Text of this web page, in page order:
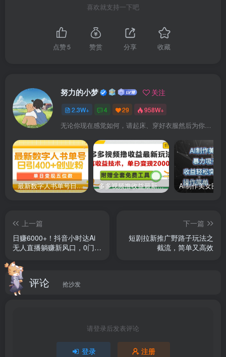
│ 28.样品测试出现问题如何处理 .mp4
│ 30.客户不肯发货怎么办 .mp4
│ 31.客户拖欠货款如何处理 .mp4
│ 34.了解全球认证 .mp4
│ 35.没有认证怎么和客户谈 .mp4
│ 36.认证费太高怎么办 .mp4
│ 37.售后问题如何谈判 .mp4
│ 38.客户要索赔怎么办 .mp4
│ 39.客户要退货怎么处理 .mp4
│ 40.法律纠纷如何处理？ .mp4
│ 01.了解外贸开拓的底层逻辑，让你的开发更加高效 .mp4
│ 02.打造一个高效开发外贸客户的流程 .mp4
│ 03.目标客户定位—帮你找到匹配客户 .mp4
│ 04.一些好用的辅助工具 .mp4
│ 05.做好市场调研，锁定重点市场 .mp4
│ 07.做好客户背调，让你了解目标客户 .mp4
│ 09.谷歌高阶搜索，找到目标市场 .mp4
喜欢就支持一下吧
点赞5 赞赏 分享 收藏
努力的小梦 关注
2.3W+ 4 29 958W+
无论你现在感觉如何，请起床、穿好衣服然后为你的梦想而奋斗
最新数字人书单号日400+创业粉，单日变现五位数，市面卖5980附软件和详… 多多视频撸收益最新玩法，高收益技术，单日变现2000+，附赠全套技术资料
上一篇
日赚6000+！抖音小时达Ai
无人直播躺赚新风口，0门槛
下一篇
短剧拉新推广野路子玩法之
截流，简单又高效
评论 抢沙发
请登录后发表评论
登录 注册